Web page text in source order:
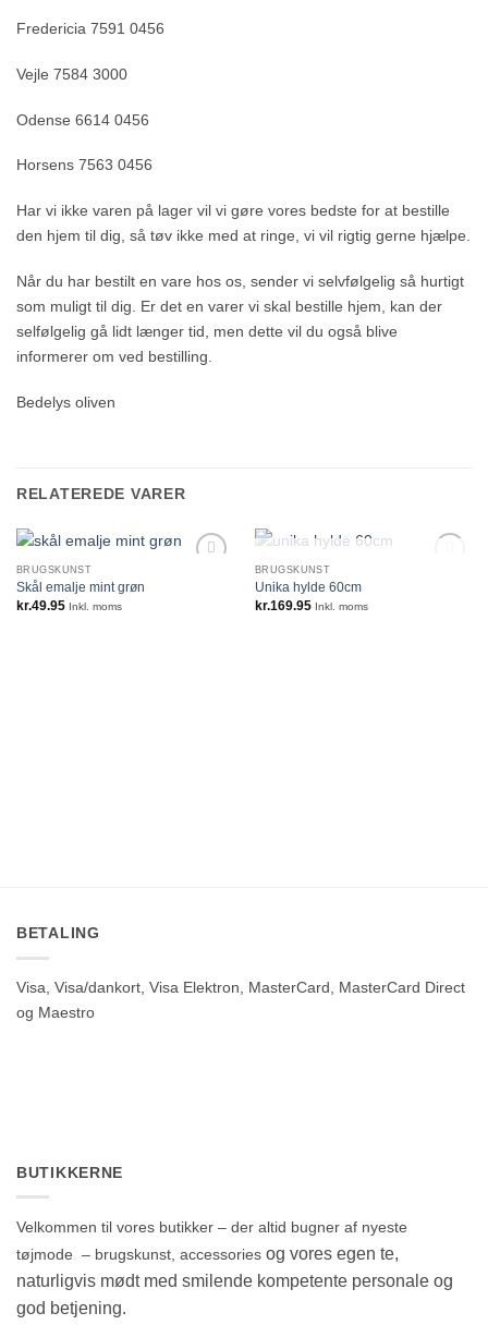
Fredericia 7591 0456
Vejle 7584 3000
Odense 6614 0456
Horsens 7563 0456
Har vi ikke varen på lager vil vi gøre vores bedste for at bestille
den hjem til dig, så tøv ikke med at ringe, vi vil rigtig gerne hjælpe.
Når du har bestilt en vare hos os, sender vi selvfølgelig så hurtigt
som muligt til dig. Er det en varer vi skal bestille hjem, kan der
selfølgelig gå lidt længer tid, men dette vil du også blive
informerer om ved bestilling.
Bedelys oliven
RELATEREDE VARER
BRUGSKUNST
Skål emalje mint grøn
kr.49.95 Inkl. moms
IKKE PÅ LAGER
BRUGSKUNST
Unika hylde 60cm
kr.169.95 Inkl. moms
BETALING
Visa, Visa/dankort, Visa Elektron, MasterCard, MasterCard Direct
og Maestro
BUTIKKERNE
Velkommen til vores butikker – der altid bugner af nyeste
tøjmode – brugskunst, accessories og vores egen te,
naturligvis mødt med smilende kompetente personale og
god betjening.